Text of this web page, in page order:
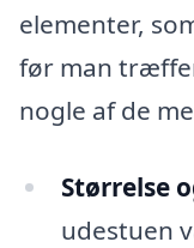
elementer,
før man
nogle af de
Størrelse
udestuen